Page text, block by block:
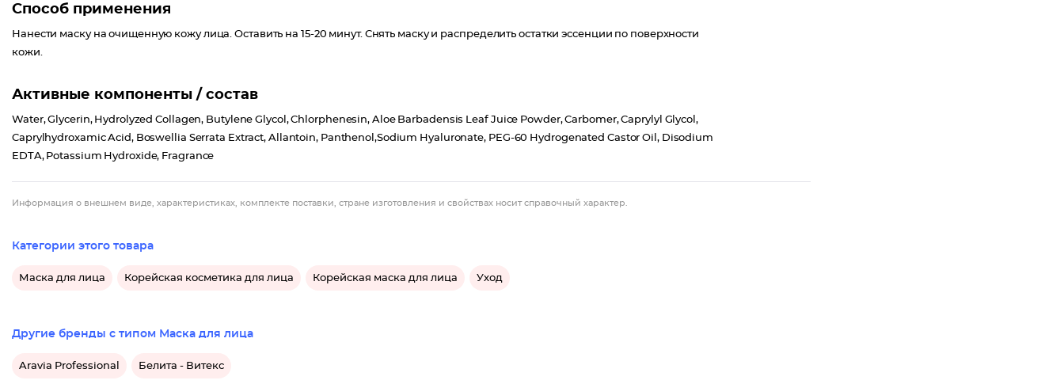
Способ применения
Нанести маску на очищенную кожу лица. Оставить на 15-20 минут. Снять маску и распределить остатки эссенции по поверхности
кожи.
Активные компоненты / состав
Water, Glycerin, Hydrolyzed Collagen, Butylene Glycol, Chlorphenesin, Aloe Barbadensis Leaf Juice Powder, Carbomer, Caprylyl Glycol,
Caprylhydroxamic Acid, Boswellia Serrata Extract, Allantoin, Panthenol,Sodium Hyaluronate, PEG-60 Hydrogenated Castor Oil, Disodium
EDTA, Potassium Hydroxide, Fragrance
Информация о внешнем виде, характеристиках, комплекте поставки, стране изготовления и свойствах носит справочный характер.
Категории этого товара
Маска для лица Корейская косметика для лица Корейская маска для лица Уход
Другие бренды с типом Маска для лица
Aravia Professional Белита - Витекс